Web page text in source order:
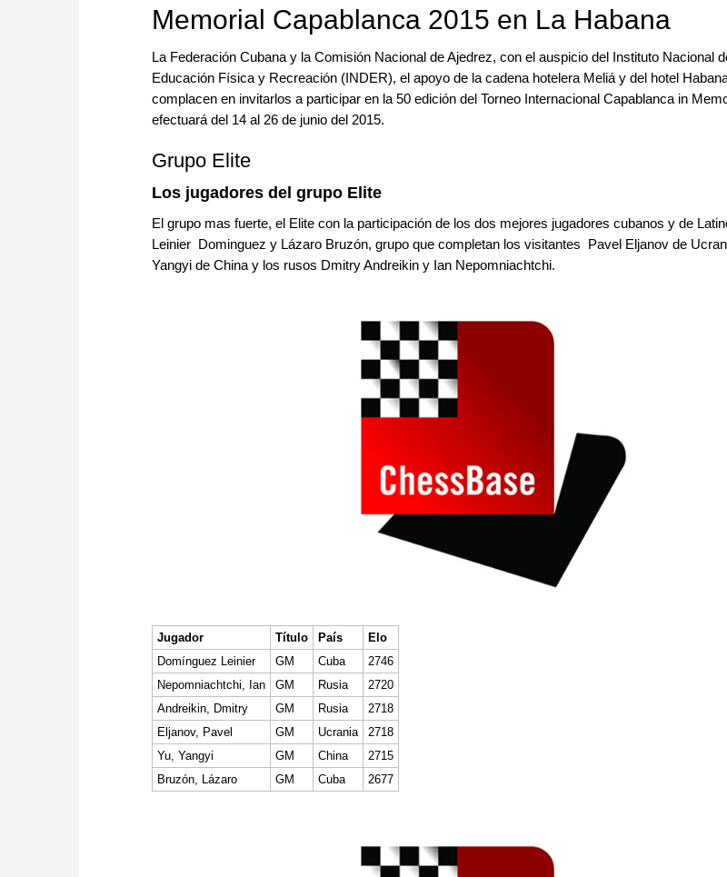
Memorial Capablanca 2015 en La Habana
La Federación Cubana y la Comisión Nacional de Ajedrez, con el auspicio del Instituto Nacional
Educación Física y Recreación (INDER), el apoyo de la cadena hotelera Meliá y del hotel
complacen en invitarlos a participar en la 50 edición del Torneo Internacional Capablanca in
efectuará del 14 al 26 de junio del 2015.
Grupo Elite
Los jugadores del grupo Elite
El grupo mas fuerte, el Elite con la participación de los dos mejores jugadores cubanos y de
Leinier Dominguez y Lázaro Bruzón, grupo que completan los visitantes Pavel Eljanov de
Yangyi de China y los rusos Dmitry Andreikin y Ian Nepomniachtchi.
Jugador Título País
Elo
Domínguez Leinier
GM Cuba
2746
Nepomniachtchi, Ian
GM Rusia
2720
Andreikin, Dmitry
GM Rusia
2718
Eljanov, Pavel
GM Ucrania
2718
Yu, Yangyi
GM China
2715
Bruzón, Lázaro
GM Cuba 2677